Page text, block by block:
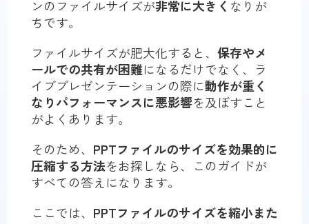
ンのファイルサイズが非常に大きく なりが
ちです。
ファイルサイズが肥大化すると、 保存やメ
ールでの共有が困難になるだけでなく、ラ
イブプレゼンテーションの際に動作が重く
なりパフォーマンスに悪影響を及ぼすこと
がよくあります。
そのため、 PPTファイルのサイズを効果的に
圧縮する方法をお探しなら、このガイドが
すべての答えになります。
ここでは、 PPTファイルのサイズを縮小また